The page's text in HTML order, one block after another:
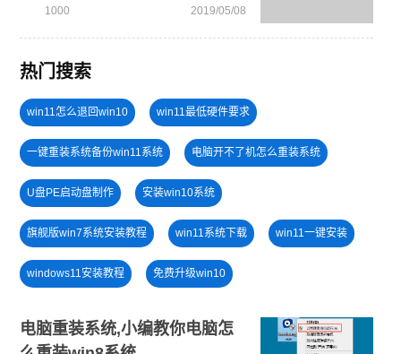
1000 2019/05/08
热门搜索
win11怎么退回win10 win11最低硬件要求
一键重装系统备份win11系统 电脑开不了机怎么重装系统
U盘PE启动盘制作 安装win10系统
旗舰版win7系统安装教程 win11系统下载 win11一键安装
windows11安装教程 免费升级win10
电脑重装系统,小编教你电脑怎